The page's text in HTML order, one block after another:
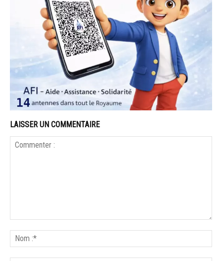
LAISSER UN COMMENTAIRE